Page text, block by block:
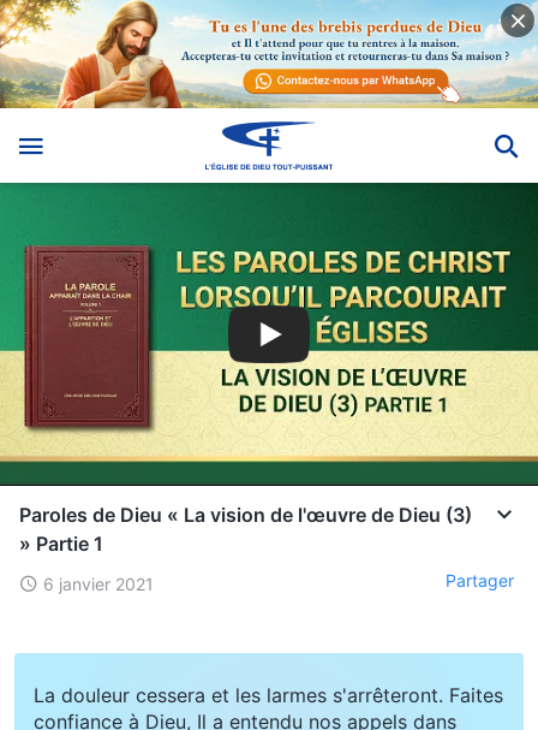
Paroles de Dieu « La vision de l'œuvre de Dieu (3)
» Partie 1
6 janvier 2021 Partager
La douleur cessera et les larmes s'arrêteront. Faites
confiance à Dieu, Il a entendu nos appels dans